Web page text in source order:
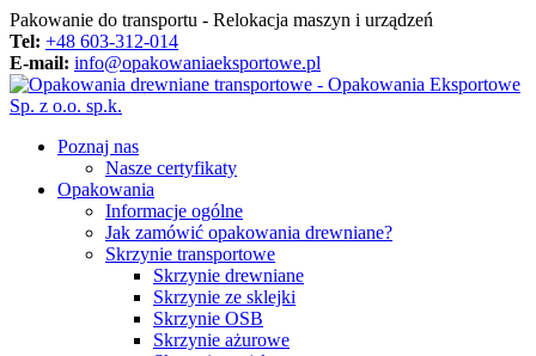
Pakowanie do transportu - Relokacja maszyn i urządzeń
Tel: +48 603-312-014
E-mail: info@opakowaniaeksportowe.pl
Poznaj nas
Nasze certyfikaty
Opakowania
Informacje ogólne
Jak zamówić opakowania drewniane?
Skrzynie transportowe
Skrzynie drewniane
Skrzynie ze sklejki
Skrzynie OSB
Skrzynie ażurowe